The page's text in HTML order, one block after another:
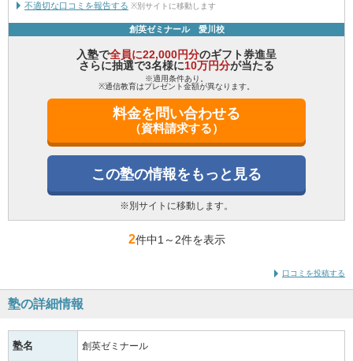
不適切な口コミを報告する ※別サイトに移動します
創英ゼミナール 愛川校
入塾で全員に22,000円分のギフト券進呈
さらに抽選で3名様に10万円分が当たる
※適用条件あり。
※通信教育はプレゼント金額が異なります。
料金を問い合わせる
（資料請求する）
この塾の情報をもっと見る
※別サイトに移動します。
2件中1 ～ 2件を表示
口コミを投稿する
塾の詳細情報
塾名 創英ゼミナール